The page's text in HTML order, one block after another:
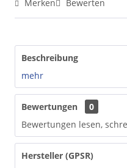
Merken Bewerten
Beschreibung
mehr
Bewertungen
0
Bewertungen lesen,
Hersteller (GPSR)